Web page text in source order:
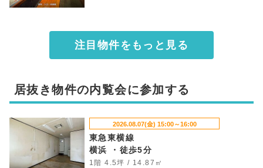
注目物件をもっと見る
居抜き物件の内覧会に参加する
2026.08.07(金) 15:00～16:00
東急東横線
横浜 ・徒歩5分
1階 4.5坪 / 14.87㎡